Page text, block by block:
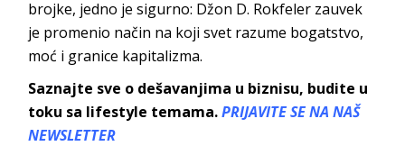
brojke, jedno je sigurno: Džon D. Rokfeler zauvek
je promenio način na koji svet razume bogatstvo,
moć i granice kapitalizma.
Saznajte sve o dešavanjima u biznisu, budite u
toku sa lifestyle temama.PRIJAVITE SE NA NAŠ
NEWSLETTER